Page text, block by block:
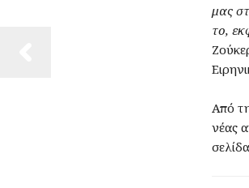
μας
το,
Από
νέας